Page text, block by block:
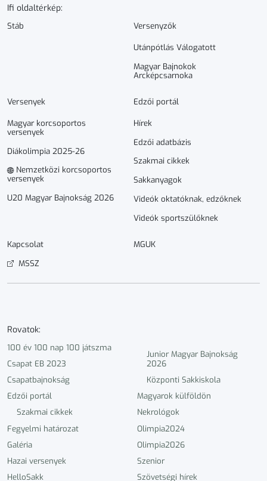
Ifi oldaltérkép:
Stáb Versenyzők
Utánpótlás Válogatott
Magyar Bajnokok
Arcképcsarnoka
Versenyek
Magyar korcsoportos
versenyek
Diákolimpia 2025-26
Nemzetközi korcsoportos
versenyek
U20 Magyar Bajnokság 2026
Edzői portál
Hírek
Edzői adatbázis
Szakmai cikkek
Sakkanyagok
Videók oktatóknak, edzőknek
Videók sportszülőknek
Kapcsolat
MGUK
MSSZ
Rovatok:
100 év 100 nap 100 játszma
Csapat EB 2023
Csapatbajnokság
Edzői portál
Szakmai cikkek
Fegyelmi határozat
Galéria
Hazai versenyek
HelloSakk
Junior Magyar Bajnokság
2026
Központi Sakkiskola
Magyarok külföldön
Nekrológok
Olimpia2024
Olimpia2026
Szenior
Szövetségi hírek